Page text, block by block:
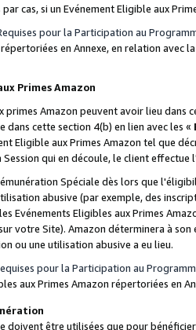
cas, si un Evénement Eligible aux
pour la Participation au
en Annexe, en relation avec
Primes Amazon
primes Amazon peuvent avoir lieu dans
dans cette section 4(b) en lien avec les «
Eligible aux Primes Amazon tel que
Session qui en découle, le client
Spéciale dès lors que
abusive (par exemple, des
Evénements Eligibles aux Primes
votre Site). Amazon déterminera à
ou une utilisation abusive a eu lieu.
pour la Participation au
aux Primes Amazon répertoriées en
doivent être utilisées que pour